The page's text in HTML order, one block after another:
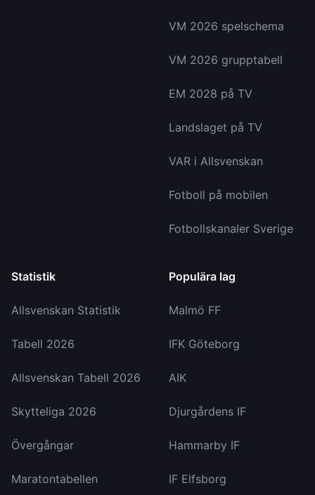
VM 2026 spelschema
VM 2026 grupptabell
EM 2028 på TV
Landslaget på TV
VAR i Allsvenskan
Fotboll på mobilen
Fotbollskanaler Sverige
Statistik
Allsvenskan Statistik
Tabell 2026
Allsvenskan Tabell 2026
Skytteliga 2026
Övergångar
Maratontabellen
Populära lag
Malmö FF
IFK Göteborg
AIK
Djurgårdens IF
Hammarby IF
IF Elfsborg